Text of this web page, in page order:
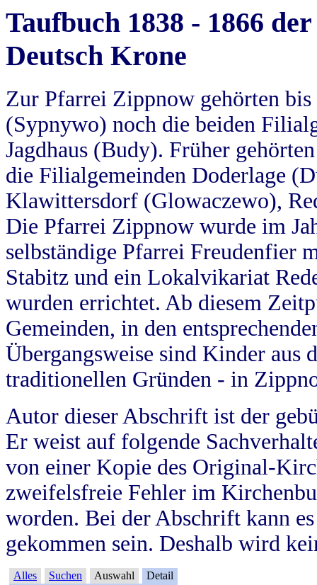
Taufbuch 1838 - 1866
Deutsch Krone
Zur Pfarrei Zippnow gehörten
(Sypnywo) noch die beiden
Jagdhaus (Budy). Früher
die Filialgemeinden Doderlage
Klawittersdorf (Glowaczewo),
Die Pfarrei Zippnow wurde im
selbständige Pfarrei Freudenfier
Stabitz und ein Lokalvikariat
wurden errichtet. Ab diesem
Gemeinden, in den
Übergangsweise sind Kinder aus
traditionellen Gründen - in
Autor dieser Abschrift ist der
Er weist auf folgende
von einer Kopie des Original-
zweifelsfreie Fehler im
worden. Bei der Abschrift kann
gekommen sein. Deshalb wird
Alles Suchen Auswahl Detail